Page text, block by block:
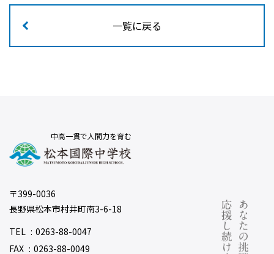
一覧に戻る
中高一貫で人間力を育む
〒399-0036
長野県松本市村井町南3-6-18
TEL
0263-88-0047
FAX
0263-88-0049